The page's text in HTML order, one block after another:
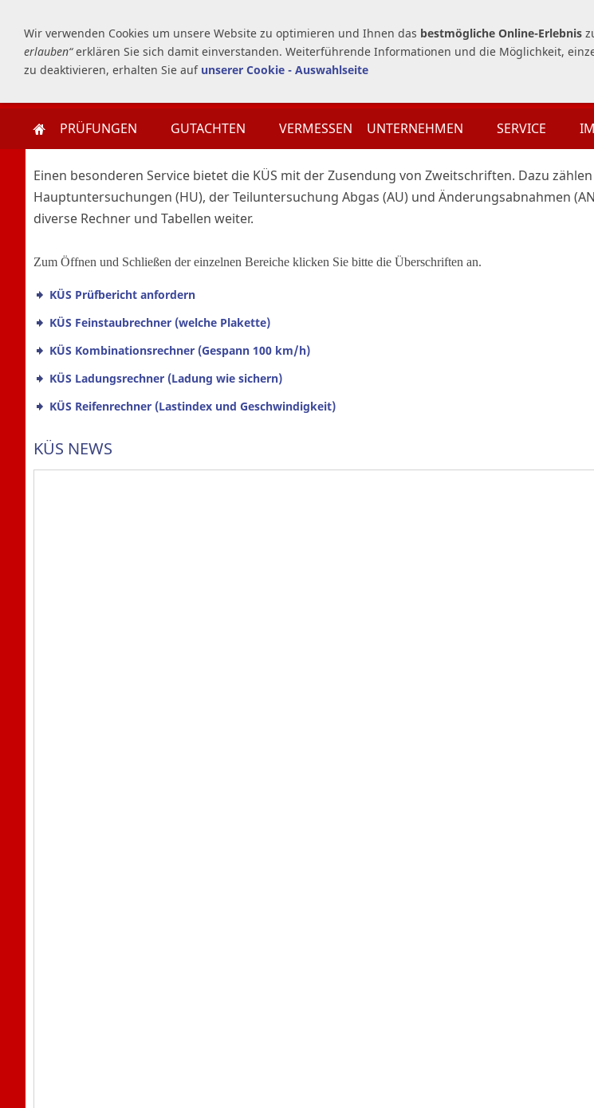
PRÜFUNGEN GUTACHTEN VERMESSEN UNTERNEHMEN SERVICE
Einen besonderen Service bietet die KÜS mit der Zusendung von Zweitschriften. Dazu
Hauptuntersuchungen (HU), der Teiluntersuchung Abgas (AU) und Änderungsabnahmen
diverse Rechner und Tabellen weiter.
Zum Öffnen und Schließen der einzelnen Bereiche klicken Sie bitte die Überschriften an.
KÜS Prüfbericht anfordern
KÜS Feinstaubrechner (welche Plakette)
KÜS Kombinationsrechner (Gespann 100 km/h)
KÜS Ladungsrechner (Ladung wie sichern)
KÜS Reifenrechner (Lastindex und Geschwindigkeit)
KÜS NEWS
Wir verwenden Cookies um unsere Website zu optimieren und Ihnen das bestmögliche Online-Erlebnis
erlauben“erklären Sie sich damit einverstanden. Weiterführende Informationen und die Möglichkeit,
zu deaktivieren, erhalten Sie auf unserer Cookie - Auswahlseite